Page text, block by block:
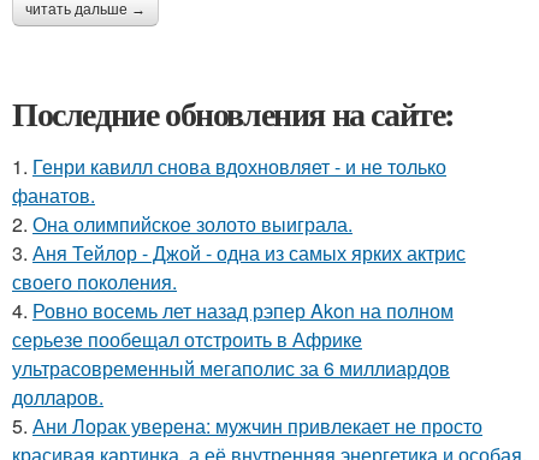
читать дальше →
Последние обновления на сайте:
1. Генри кавилл снова вдохновляет - и не только
фанатов.
2. Она олимпийское золото выиграла.
3. Аня Тейлор - Джой - одна из самых ярких актрис
своего поколения.
4. Ровно восемь лет назад рэпер Akon на полном
серьезе пообещал отстроить в Африке
ультрасовременный мегаполис за 6 миллиардов
долларов.
5. Ани Лорак уверена: мужчин привлекает не просто